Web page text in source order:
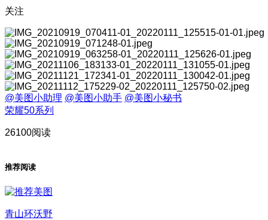
关注
@美图小助理 @美图小助手 @美图小秘书
荣耀50系列
26100阅读
推荐阅读
青山环沃野